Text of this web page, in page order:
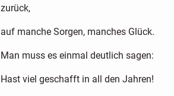
zurück,
auf manche Sorgen, manches Glück.
Man muss es einmal deutlich sagen:
Hast viel geschafft in all den Jahren!